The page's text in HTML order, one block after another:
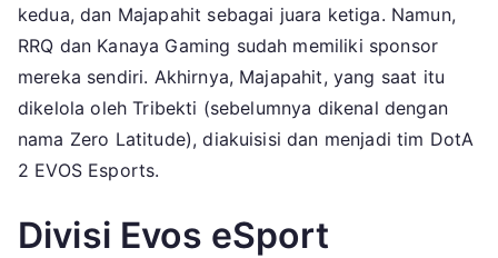
kedua, dan Majapahit sebagai juara ketiga. Namun,
RRQ dan Kanaya Gaming sudah memiliki sponsor
mereka sendiri. Akhirnya, Majapahit, yang saat itu
dikelola oleh Tribekti (sebelumnya dikenal dengan
nama Zero Latitude), diakuisisi dan menjadi tim DotA
2 EVOS Esports.
Divisi Evos eSport